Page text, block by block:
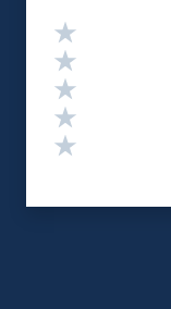
Valutazione